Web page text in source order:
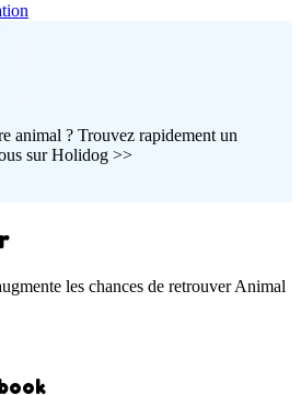
animal ? Trouvez rapidement un
sur Holidog >>
les chances de retrouver Animal